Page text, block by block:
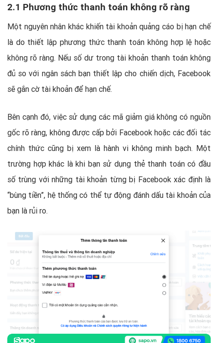
2.1 Phương thức thanh toán không rõ ràng
Một nguyên nhân khác khiến tài khoản quảng cáo bị hạn chế
là do thiết lập phương thức thanh toán không hợp lệ hoặc
không rõ ràng. Nếu số dư trong tài khoản thanh toán không
đủ so với ngân sách bạn thiết lập cho chiến dịch, Facebook
sẽ gắn cờ tài khoản để hạn chế.
Bên cạnh đó, việc sử dụng các mã giảm giá không có nguồn
gốc rõ ràng, không được cấp bởi Facebook hoặc các đối tác
chính thức cũng bị xem là hành vi không minh bạch. Một
trường hợp khác là khi bạn sử dụng thẻ thanh toán có đầu
số trùng với những tài khoản từng bị Facebook xác định là
“bùng tiền”, hệ thống có thể tự động đánh dấu tài khoản của
bạn là rủi ro.